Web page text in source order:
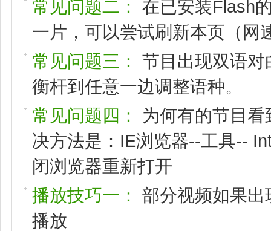
常见问题二：
在已安装Flash
一片，可以尝试刷新本页（网
常见问题三：
节目出现双语
衡杆到任意一边调整语种。
常见问题四：
为何有的节目
决方法是：IE浏览器--工具--
闭浏览器重新打开
播放技巧一：
部分视频如果
播放